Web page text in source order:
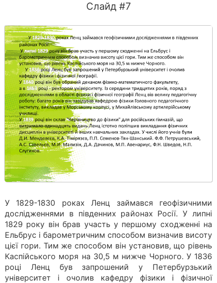
Слайд #7
У 1829-1830 роках Ленц займався геофізичними
дослідженнями в південних районах Росії. У липні
1829 року він брав участь у першому сходженні на
Ельбрус і барометричним способом визначив висоту
цієї гори. Тим же способом він установив, що рівень
Каспійського моря на 30,5 м нижче Чорного. У 1836
році Ленц був запрошений у Петербурзький
університет і очолив кафедру фізики і фізичної